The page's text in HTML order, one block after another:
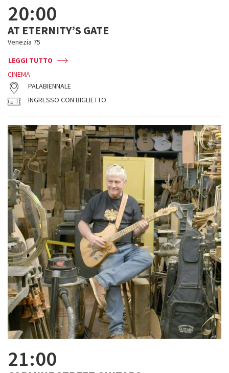
20:00
AT ETERNITY’S GATE
Venezia 75
LEGGI TUTTO
CINEMA
PALABIENNALE
INGRESSO CON BIGLIETTO
21:00